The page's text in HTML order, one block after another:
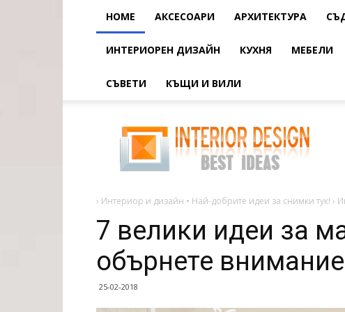
HOME АКСЕСОАРИ АРХИТЕКТУРА
ИНТЕРИОРЕН ДИЗАЙН КУХНЯ МЕБЕЛИ
СЪВЕТИ КЪЩИ И ВИЛИ
велики
идеи
за
малки
кухни
-
обърнете
на
› Интериор и дизайн • Най-добрите идеи за снимки тук! ›
7 велики идеи за
обърнете
25-02-2018